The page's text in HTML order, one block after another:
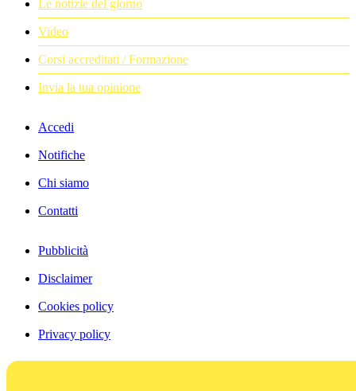
Le notizie del giorno
Video
Corsi accreditati / Formazione
Invia la tua opinione
Accedi
Notifiche
Chi siamo
Contatti
Pubblicità
Disclaimer
Cookies policy
Privacy policy